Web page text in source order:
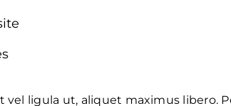
vel ligula ut, aliquet maximus libero.